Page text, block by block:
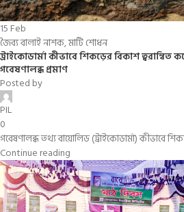
15 Feb
জৈব্য বালাই নাশক,মাটি শোধন
ট্রাইকোডার্মা কীভাবে শিকড়ের বিকাশ ত্বরান্বিত
গবেষণালব্ধ প্রমাণ
Posted by
PIL
0
গবেষণালব্ধ তথ্য বায়োলিড (ট্রাইকোডার্মা) কীভাবে
Continue reading